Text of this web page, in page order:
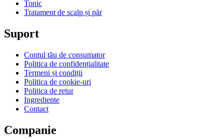
Tonic
Tratament de scalp și păr
Suport
Contul tău de consumator
Politica de confidențialitate
Termeni și condiții
Politica de cookie-uri
Politica de retur
Ingrediente
Contact
Companie